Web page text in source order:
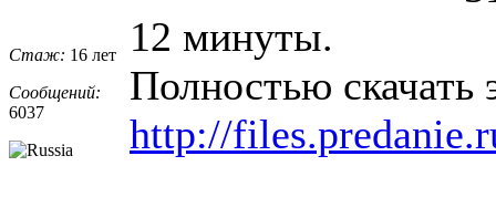
Стаж: 16 лет
Сообщений:
6037
12 минуты.
Полностью
http://